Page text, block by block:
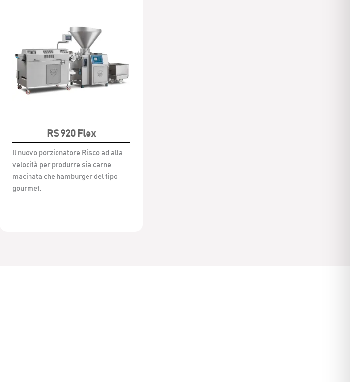
RS 920 Flex
Il nuovo porzionatore Risco ad alta
velocità per produrre sia carne
macinata che hamburger del tipo
gourmet.